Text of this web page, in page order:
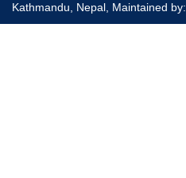
Kathmandu, Nepal, Maintained by: